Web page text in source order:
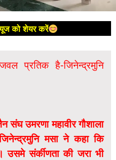
को शेयर करें
प्रतिक है-जिनेन्द्रमुनि
संघ उमरणा महावीर गौशाला
मसा ने कहा कि
उसमे संर्कीणता की जरा भी